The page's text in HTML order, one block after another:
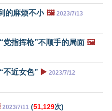
的麻烦不小 🖼️ 2023/7/13
党指挥枪”不顺手的局面 🖼️
不近女色” ▶️ 2023/7/12
2023/7/11 (51,129次)